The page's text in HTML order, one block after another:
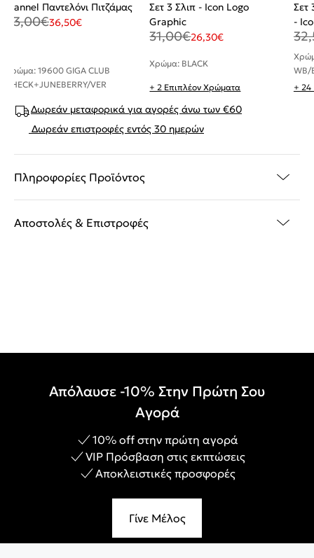
Flannel Παντελόνι Πιτζάμας
43,00€36,50€
Χρώμα: 19600 GIGA CLUB
CHECK+JUNEBERRY/VER
Σετ 3 Σλιπ - Icon Logo
Graphic
31,00€26,30€
Χρώμα: BLACK
+ 2 Επιπλέον Χρώματα
Σετ
-
WB/
+ 24
Δωρεάν μεταφορικά για αγορές άνω των €60
Δωρεάν επιστροφές εντός 30 ημερών
Πληροφορίες Προϊόντος
Αποστολές & Επιστροφές
Απόλαυσε -10% Στην Πρώτη Σου
Αγορά
10% off στην πρώτη αγορά
VIP Πρόσβαση στις εκπτώσεις
Αποκλειστικές προσφορές
Γίνε Μέλος